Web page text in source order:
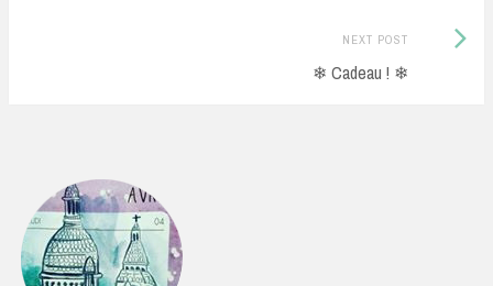
NEXT POST
❄ Cadeau ! ❄
Next